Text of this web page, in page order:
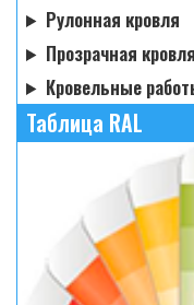
Рулонная кровля
Прозрачная кровля
Кровельные
Таблица RAL